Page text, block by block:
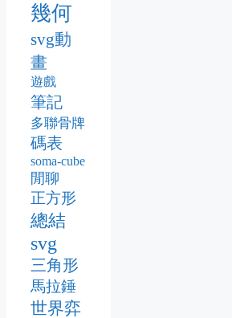
幾何
svg動
畫
遊戲
筆記
多聯骨牌
碼表
soma-cube
閒聊
正方形
總結
svg
三角形
馬拉錘
世界弈